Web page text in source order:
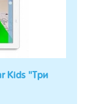
Kids "Три